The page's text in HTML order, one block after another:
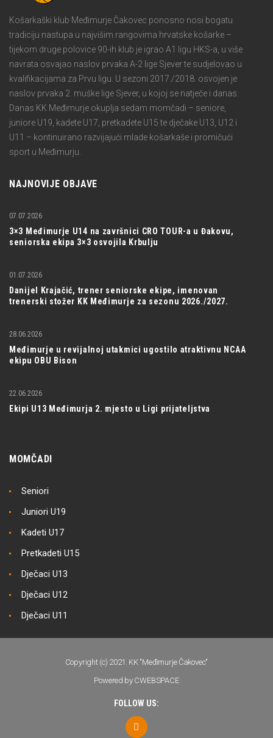
Košarkaški klub Međimurje Čakovec ponosno nosi bogatu
tradiciju nastupa u najvišim rangovima hrvatske košarke –
tijekom druge polovice 90-ih klub je igrao A1 ligu HKS-a, u više
navrata osvajao naslov prvaka A-2 lige Sjever te sudjelovao u
kvalifikacijama za Prvu ligu. U sezoni 2017./2018. osvojen je
naslov prvaka 2. muške lige Sjever, u kojoj se natječe i danas.
Danas KK Međimurje okuplja sedam momčadi – seniore,
juniore U19, kadete U17, pretkadete U15 te dječake U13, U12 i
U11 – kontinuirano razvijajući mlade košarkaše i promičući
sport u Međimurju.
NAJNOVIJE OBJAVE
3×3 Međimurje U14 na završnici CRO TOUR-a u Đakovu,
seniorska ekipa 3×3 osvojila Krbulju
07.07.2026
Danijel Krajačić, trener seniorske ekipe, imenovan
trenerski stožer KK Međimurje za sezonu 2026./2027.
01.07.2026
Međimurje u revijalnoj utakmici ugostilo atraktivnu NCAA
ekipu OBU Bison
28.06.2026
Ekipi U13 Međimurja 2. mjesto u Ligi prijateljstva
22.06.2026
MOMČADI
Seniori
Juniori U19
Kadeti U17
Pretkadeti U15
Dječaci U13
Dječaci U12
Dječaci U11
Copyright (c) 2021. KK "Međimurje Čakovec"
Powered by CWEBSPACE
FOLLOW US: